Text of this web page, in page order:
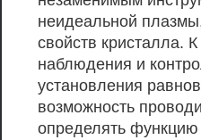
неидеальной
свойств кристалла.
наблюдения и
установления
возможность
определять